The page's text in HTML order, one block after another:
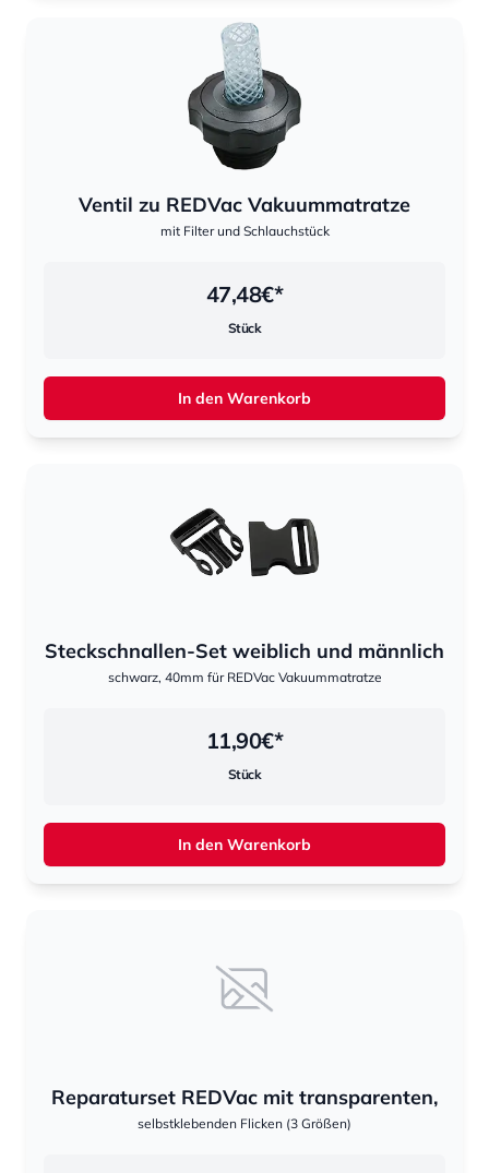
Ventil zu REDVac Vakuummatratze
mit Filter und Schlauchstück
47,48€*
Stück
In den Warenkorb
Steckschnallen-Set weiblich und männlich
schwarz, 40mm für REDVac Vakuummatratze
11,90€*
Stück
In den Warenkorb
Reparaturset REDVac mit transparenten,
selbstklebenden Flicken (3 Größen)